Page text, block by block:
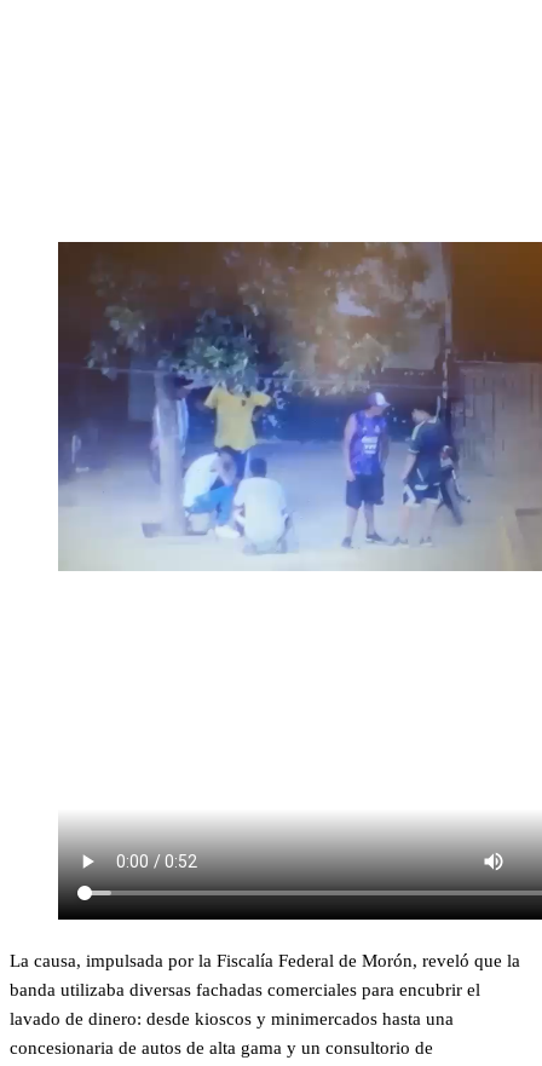
La causa, impulsada por la Fiscalía Federal de Morón, reveló que la
banda utilizaba diversas fachadas comerciales para encubrir el
lavado de dinero: desde kioscos y minimercados hasta una
concesionaria de autos de alta gama y un consultorio de